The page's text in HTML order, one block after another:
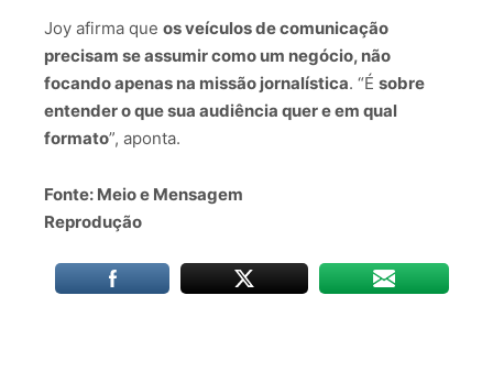
Joy afirma que os veículos de comunicação
precisam se assumir como um negócio, não
focando apenas na missão jornalística. “É sobre
entender o que sua audiência quer e em qual
formato”, aponta.
Fonte: Meio e Mensagem
Reprodução